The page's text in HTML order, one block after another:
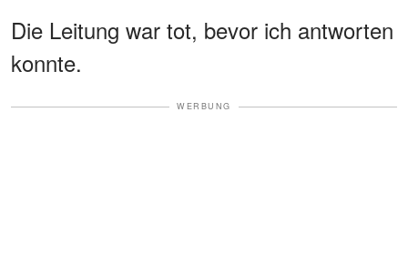
Die Leitung war tot, bevor ich antworten
konnte.
WERBUNG